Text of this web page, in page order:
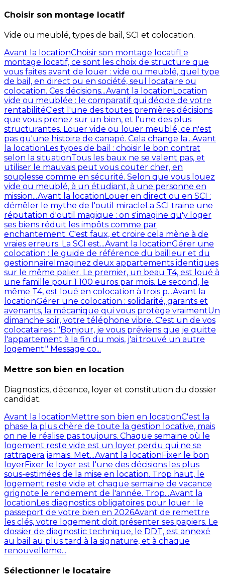
Choisir son montage locatif
Vide ou meublé, types de bail, SCI et colocation.
Avant la locationChoisir son montage locatifLe
montage locatif, ce sont les choix de structure que
vous faites avant de louer : vide ou meublé, quel type
de bail, en direct ou en société, seul locataire ou
colocation. Ces décisions...Avant la location Location
vide ou meublée : le comparatif qui décide de votre
rentabilitéC'est l'une des toutes premières décisions
que vous prenez sur un bien, et l'une des plus
structurantes. Louer vide ou louer meublé, ce n'est
pas qu'une histoire de canapé. Cela change la...Avant
la location Les types de bail : choisir le bon contrat
selon la situationTous les baux ne se valent pas, et
utiliser le mauvais peut vous couter cher, en
souplesse comme en sécurité. Selon que vous louez
vide ou meublé, à un étudiant, à une personne en
mission...Avant la location Louer en direct ou en SCI :
démêler le mythe de l'outil miracle La SCI traine une
réputation d'outil magique : on s'imagine qu'y loger
ses biens réduit les impôts comme par
enchantement. C'est faux, et croire cela mène à de
vraies erreurs. La SCI est...Avant la locationGérer une
colocation : le guide de référence du bailleur et du
gestionnaire Imaginez deux appartements identiques
sur le même palier. Le premier, un beau T4, est loué à
une famille pour 1 100 euros par mois. Le second, le
même T4, est loué en colocation à trois p...Avant la
locationGérer une colocation : solidarité, garants et
avenants, la mécanique qui vous protège vraimentUn
dimanche soir, votre téléphone vibre. C'est un de vos
colocataires : "Bonjour, je vous préviens que je quitte
l'appartement à la fin du mois, j'ai trouvé un autre
logement." Message co...
Mettre son bien en location
Diagnostics, décence, loyer et constitution du dossier
candidat.
Avant la locationMettre son bien en locationC'est la
phase la plus chère de toute la gestion locative, mais
on ne le réalise pas toujours. Chaque semaine où le
logement reste vide est un loyer perdu qui ne se
rattrapera jamais. Met...Avant la locationFixer le bon
loyerFixer le loyer est l'une des décisions les plus
sous-estimées de la mise en location. Trop haut, le
logement reste vide et chaque semaine de vacance
grignote le rendement de l'année. Trop...Avant la
locationLes diagnostics obligatoires pour louer : le
passeport de votre bien en 2026Avant de remettre
les clés, votre logement doit présenter ses papiers. Le
dossier de diagnostic technique, le DDT, est annexé
au bail au plus tard à la signature, et à chaque
renouvelleme...
Sélectionner le locataire